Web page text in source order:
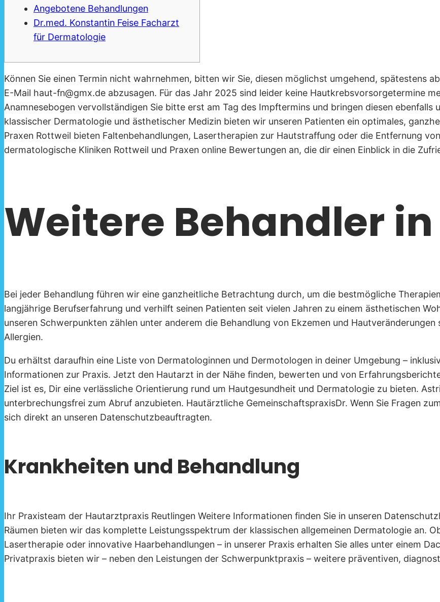
Angebotene Behandlungen
Dr.med. Konstantin Feise Facharzt
für Dermatologie
Können Sie einen Termin nicht wahrnehmen, bitten wir Sie, diesen möglichst umgehend, spätestens
E-Mail haut-fn@gmx.de abzusagen. Für das Jahr 2025 sind leider keine Hautkrebsvorsorgetermine
Anamnesebogen vervollständigen Sie bitte erst am Tag des Impftermins und bringen diesen
klassischer Dermatologie und ästhetischer Medizin bieten wir unseren Patienten ein optimales,
Praxen Rottweil bieten Faltenbehandlungen, Lasertherapien zur Hautstraffung oder die Entfernung
dermatologische Kliniken Rottweil und Praxen online Bewertungen an, die dir einen Einblick in die
Weitere Behandler
Bei jeder Behandlung führen wir eine ganzheitliche Betrachtung durch, um die bestmögliche
langjährige Berufserfahrung und verhilft seinen Patienten seit vielen Jahren zu einem ästhetischen
unseren Schwerpunkten zählen unter anderem die Behandlung von Ekzemen und
Allergien.
Du erhältst daraufhin eine Liste von Dermatologinnen und Dermotologen in deiner Umgebung –
Informationen zur Praxis. Jetzt den Hautarzt in der Nähe finden, bewerten und von
Ziel ist es, Dir eine verlässliche Orientierung rund um Hautgesundheit und Dermatologie zu bieten.
unterbrechungsfrei zum Abruf anzubieten. Hautärztliche GemeinschaftspraxisDr. Wenn Sie Fragen
sich direkt an unseren Datenschutzbeauftragten.
Krankheiten und Behandlung
Ihr Praxisteam der Hautarztpraxis Reutlingen Weitere Informationen finden Sie in unseren
Räumen bieten wir das komplette Leistungsspektrum der klassischen allgemeinen Dermatologie an.
Lasertherapie oder innovative Haarbehandlungen – in unserer Praxis erhalten Sie alles unter einem
Privatpraxis bieten wir – neben den Leistungen der Schwerpunktpraxis – weitere präventiven,